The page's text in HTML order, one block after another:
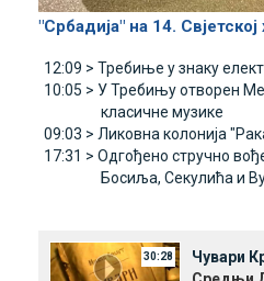
"Србадија" на 14.
12:09 > Требиње у знаку
10:05 > У Требињу отворен
класичне музике
09:03 > Ликовна колонија
17:31 > Одгођено стручно
Босиља, Секулића и
30:28
Чувари